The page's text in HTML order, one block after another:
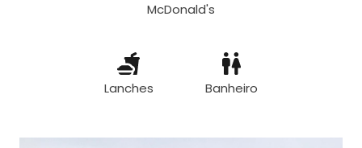
McDonald's
Lanches Banheiro